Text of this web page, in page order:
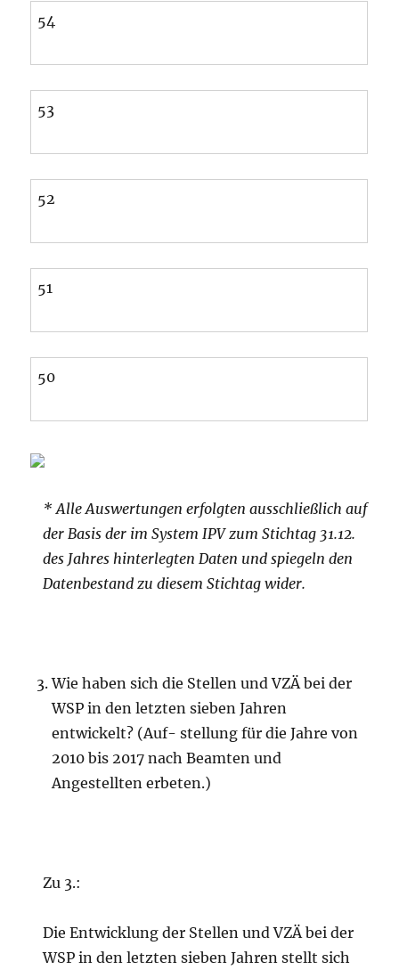
54
53
52
51
50
* Alle Auswertungen erfolgten ausschließlich auf
der Basis der im System IPV zum Stichtag 31.12.
des Jahres hinterlegten Daten und spiegeln den
Datenbestand zu diesem Stichtag wider.
Wie haben sich die Stellen und VZÄ bei der
WSP in den letzten sieben Jahren
entwickelt? (Auf- stellung für die Jahre von
2010 bis 2017 nach Beamten und
Angestellten erbeten.)
Zu 3.:
Die Entwicklung der Stellen und VZÄ bei der
WSP in den letzten sieben Jahren stellt sich